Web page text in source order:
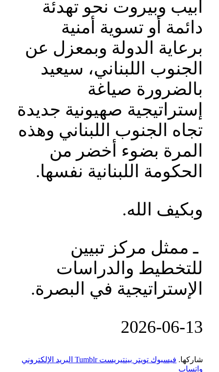
أبيب وبيروت نحو تهدئة
دائمة أو تسوية أمنية
برعاية الدولة وبمعزل عن
الجنوب اللبناني، سيعيد
بالضرورة صياغة
إستراتيجية صهيونية جديدة
تجاه الجنوب اللبناني وهذه
المرة بضوء أخضر من
الحكومة اللبنانية نفسها.
وبكيف الله.
ـ ممثل مركز تبيين
للتخطيط والدراسات
الإستراتيجية في البصرة.
‎2026-‎06-‎13
شاركها. فيسبوك تويتر بينتيريست Tumblr البريد الإلكتروني
واتساب